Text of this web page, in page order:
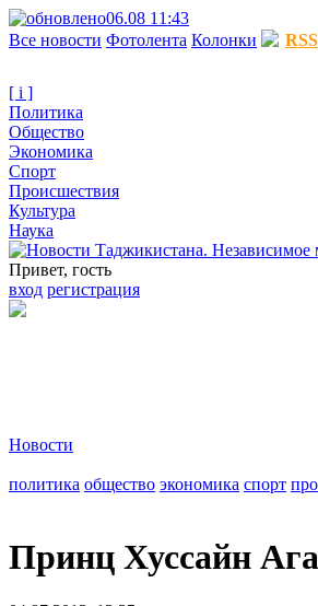
06.08 11:43
Все новости Фотолента Колонки RSS
[ i ]
Политика
Общество
Экономика
Спорт
Происшествия
Культура
Наука
Привет, гость
вход регистрация
Новости
политика общество экономика спорт
Принц Хуссайн